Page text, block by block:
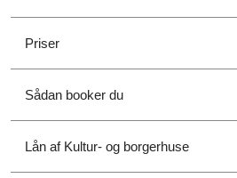
Priser
Sådan booker du
Lån af Kultur- og borgerhuse